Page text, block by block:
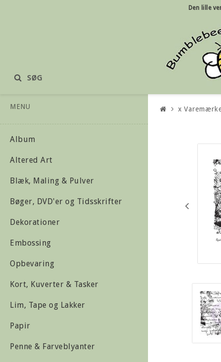
Den lille
SØG
MENU
Album
Altered Art
Blæk, Maling & Pulver
Bøger, DVD'er og Tidsskrifter
Dekorationer
Embossing
Opbevaring
Kort, Kuverter & Tasker
Lim, Tape og Lakker
Papir
Penne & Farveblyanter
x